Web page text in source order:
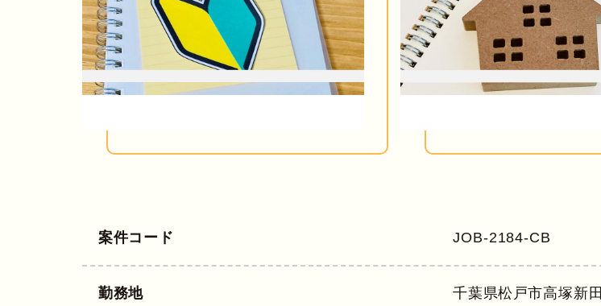
案件コード JOB-2184-CB
勤務地 千葉県松戸市高塚新田